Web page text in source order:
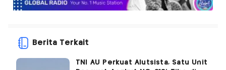
Berita Terkait
TNI AU Perkuat Alutsista, Satu Unit